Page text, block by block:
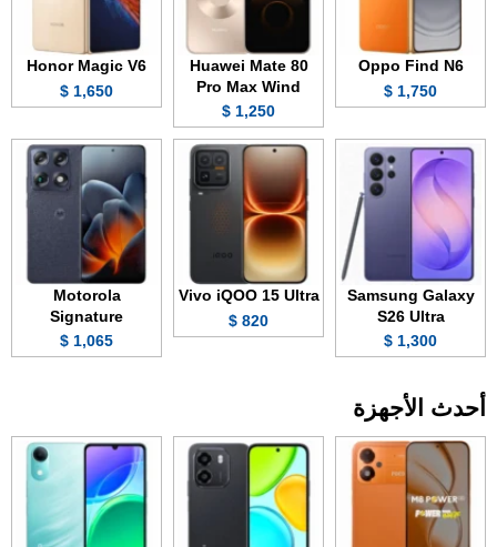
Oppo Find N6
1,750 $
Huawei Mate 80
Pro Max Wind
1,250 $
Honor Magic V6
1,650 $
Samsung Galaxy
S26 Ultra
1,300 $
Vivo iQOO 15 Ultra
820 $
Motorola
Signature
1,065 $
أحدث الأجهزة